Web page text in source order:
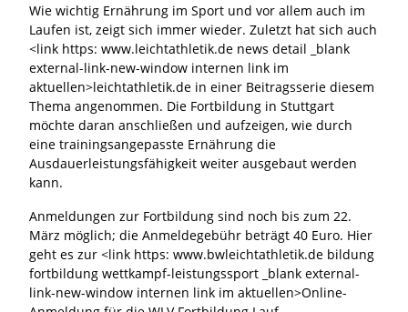
Wie wichtig Ernährung im Sport und vor allem auch im
Laufen ist, zeigt sich immer wieder. Zuletzt hat sich auch
<link https: www.leichtathletik.de news detail _blank
external-link-new-window internen link im
aktuellen>leichtathletik.de in einer Beitragsserie diesem
Thema angenommen. Die Fortbildung in Stuttgart
möchte daran anschließen und aufzeigen, wie durch
eine trainingsangepasste Ernährung die
Ausdauerleistungsfähigkeit weiter ausgebaut werden
kann.
Anmeldungen zur Fortbildung sind noch bis zum 22.
März möglich; die Anmeldegebühr beträgt 40 Euro. Hier
geht es zur <link https: www.bwleichtathletik.de bildung
fortbildung wettkampf-leistungssport _blank external-
link-new-window internen link im aktuellen>Online-